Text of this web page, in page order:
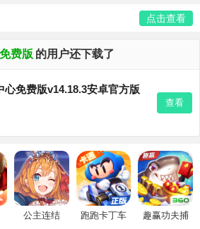
点击查看
费版 的用户还下载了
心免费版v14.18.3安卓官方版
查看
公主连结 跑跑卡丁车
趣赢功夫捕